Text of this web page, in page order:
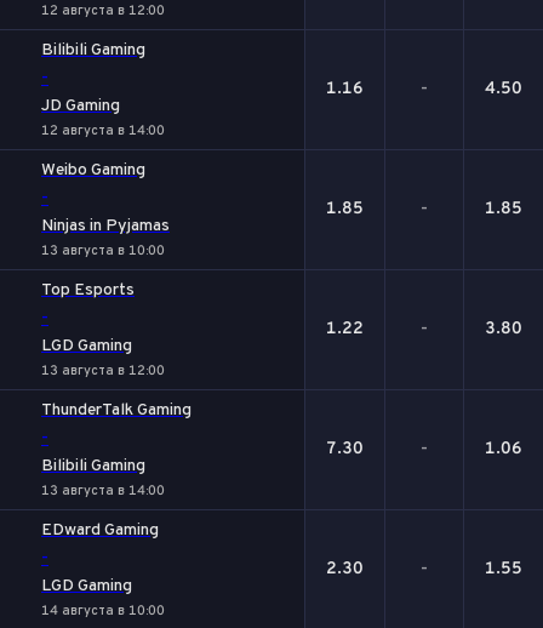
12 августа в 12:00
Bilibili Gaming
-
JD Gaming
12 августа в 14:00
1.16 - 4.50
Weibo Gaming
-
Ninjas in Pyjamas
13 августа в 10:00
1.85 - 1.85
Top Esports
-
LGD Gaming
13 августа в 12:00
1.22 - 3.80
ThunderTalk Gaming
-
Bilibili Gaming
13 августа в 14:00
7.30 - 1.06
EDward Gaming
-
LGD Gaming
14 августа в 10:00
2.30 - 1.55